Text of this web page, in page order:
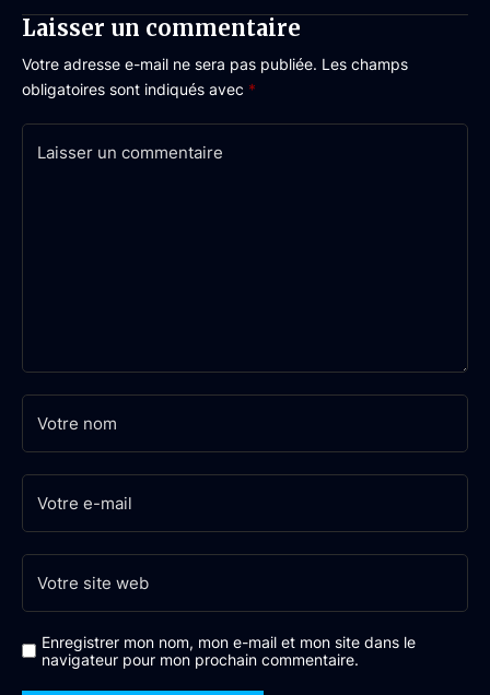
Laisser un commentaire
Votre adresse e-mail ne sera pas publiée. Les champs
obligatoires sont indiqués avec *
Enregistrer mon nom, mon e-mail et mon site dans le
navigateur pour mon prochain commentaire.